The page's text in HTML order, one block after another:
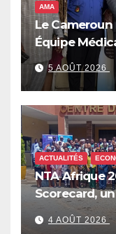
AMA
Le
Équipe
5 AOÛT 2026
ACTUALITÉS
NTA Afrique
Scorecard,
les
4 AOÛT 2026